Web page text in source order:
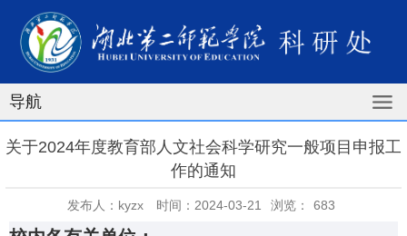
导航
关于2024年度教育部人文社会科学研究一般项目申报工
作的通知
发布人：kyzx 时间：2024-03-21 浏览： 683